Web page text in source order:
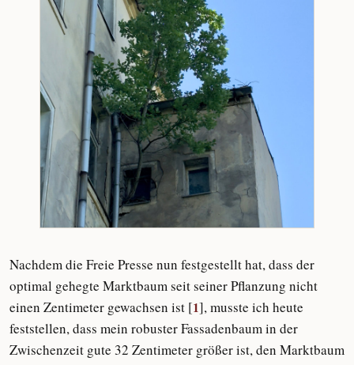
Nachdem die Freie Presse nun festgestellt hat, dass der
optimal gehegte Marktbaum seit seiner Pflanzung nicht
einen Zentimeter gewachsen ist [1], musste ich heute
feststellen, dass mein robuster Fassadenbaum in der
Zwischenzeit gute 32 Zentimeter größer ist, den Marktbaum